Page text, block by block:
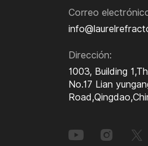
Tableros de
Tableros de
Manta de lana de
Tubo de lana de
Manta de lana
Correo
Dirección:
1003, Building
No.17 Lian